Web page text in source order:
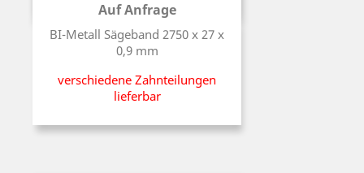
Auf Anfrage
Preis
BI-Metall Sägeband 2750 x 27 x
0,9 mm
verschiedene Zahnteilungen
lieferbar